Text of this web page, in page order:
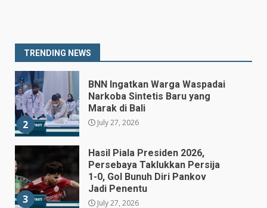
TRENDING NEWS
1
2
BNN Ingatkan Warga Waspadai
Narkoba Sintetis Baru yang
Marak di Bali
July 27, 2026
3
Hasil Piala Presiden 2026,
Persebaya Taklukkan Persija
1-0, Gol Bunuh Diri Pankov
Jadi Penentu
July 27, 2026